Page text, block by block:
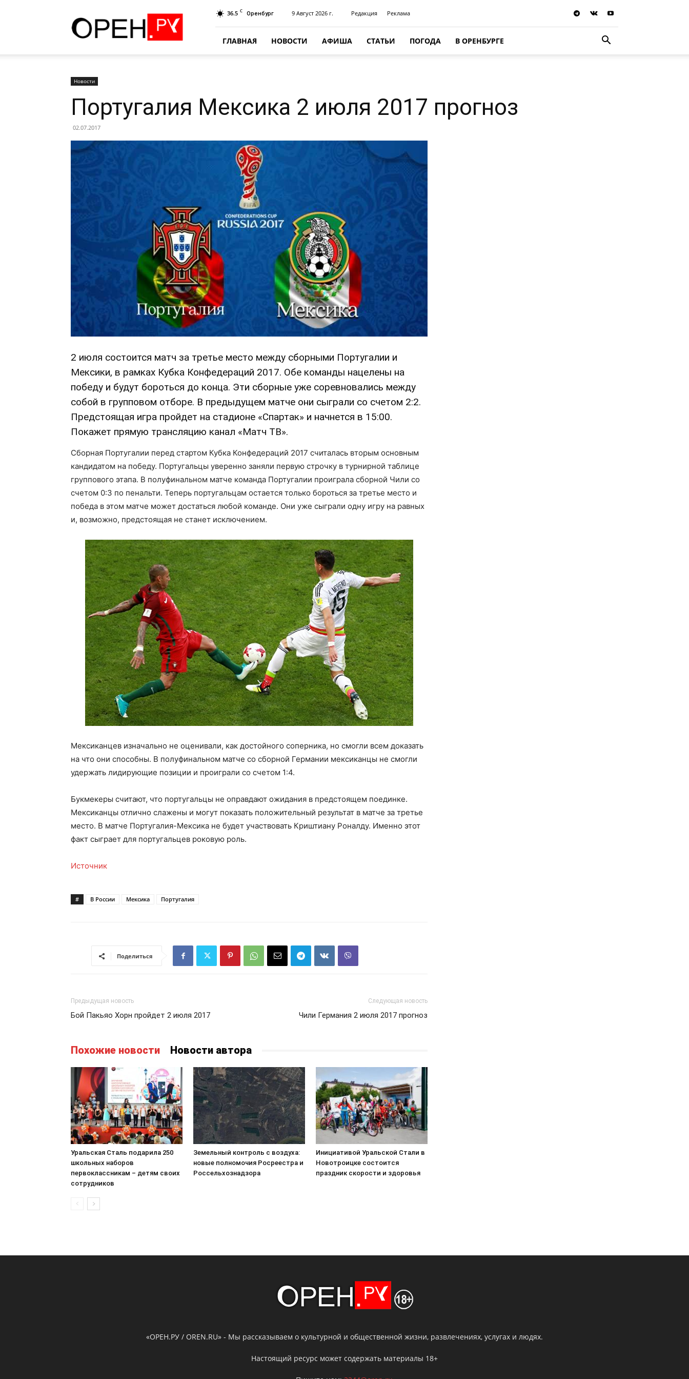
36.5 C Оренбург 9 Август 2026 г. Редакция Реклама
ГЛАВНАЯ НОВОСТИ АФИША СТАТЬИ ПОГОДА В ОРЕНБУРГЕ
Новости
Португалия Мексика 2 июля 2017 прогноз
02.07.2017
2 июля состоится матч за третье место между сборными Португалии и
Мексики, в рамках Кубка Конфедераций 2017. Обе команды нацелены на
победу и будут бороться до конца. Эти сборные уже соревновались между
собой в групповом отборе. В предыдущем матче они сыграли со счетом 2:2.
Предстоящая игра пройдет на стадионе «Спартак» и начнется в 15:00.
Покажет прямую трансляцию канал «Матч ТВ».
Сборная Португалии перед стартом Кубка Конфедераций 2017 считалась вторым основным
кандидатом на победу. Португальцы уверенно заняли первую строчку в турнирной таблице
группового этапа. В полуфинальном матче команда Португалии проиграла сборной Чили со
счетом 0:3 по пенальти. Теперь португальцам остается только бороться за третье место и
победа в этом матче может достаться любой команде. Они уже сыграли одну игру на равных
и, возможно, предстоящая не станет исключением.
Мексиканцев изначально не оценивали, как достойного соперника, но смогли всем доказать
на что они способны. В полуфинальном матче со сборной Германии мексиканцы не смогли
удержать лидирующие позиции и проиграли со счетом 1:4.
Букмекеры считают, что португальцы не оправдают ожидания в предстоящем поединке.
Мексиканцы отлично слажены и могут показать положительный результат в матче за третье
место. В матче Португалия-Мексика не будет участвовать Криштиану Роналду. Именно этот
факт сыграет для португальцев роковую роль.
Источник
# В России Мексика Португалия
Поделиться
Предыдущая новость
Бой Пакьяо Хорн пройдет 2 июля 2017
Следующая новость
Чили Германия 2 июля 2017 прогноз
Похожие новости Новости автора
Уральская Сталь подарила 250
школьных наборов
первоклассникам – детям своих
сотрудников
Земельный контроль с воздуха:
новые полномочия Росреестра и
Россельхознадзора
Инициативой Уральской Стали в
Новотроицке состоится
праздник скорости и здоровья
«ОРЕН.РУ / OREN.RU» - Мы рассказываем о культурной и общественной жизни, развлечениях, услугах и людях.
Настоящий ресурс может содержать материалы 18+